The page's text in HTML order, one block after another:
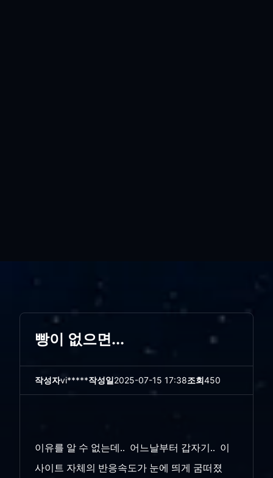
빵이 없으면...
작성자vi*****작성일2025-07-15 17:38조회450
이유를 알 수 없는데.. 어느날부터 갑자기.. 이
사이트 자체의 반응속도가 눈에 띄게 굼떠졌